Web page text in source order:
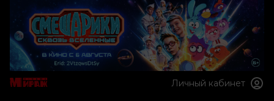
Личный кабинет